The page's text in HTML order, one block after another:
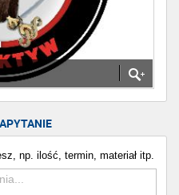
np. ilość, termin, materiał itp.